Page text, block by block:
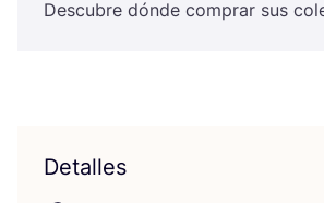
Des­cu­bre dón­de com­prar sus
Detalles